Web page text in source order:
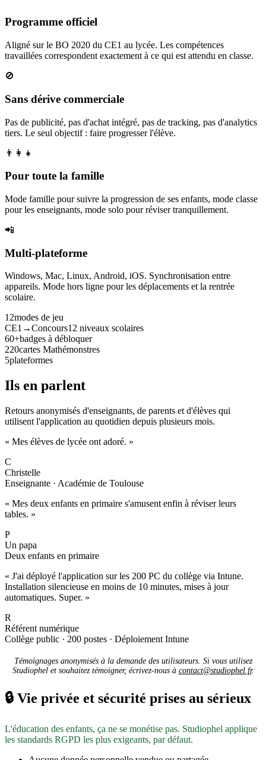
Programme officiel
Aligné sur le BO 2020 du CE1 au lycée. Les compétences
travaillées correspondent exactement à ce qui est attendu en classe.
🚫
Sans dérive commerciale
Pas de publicité, pas d'achat intégré, pas de tracking, pas d'analytics
tiers. Le seul objectif : faire progresser l'élève.
👨‍👩‍👧
Pour toute la famille
Mode famille pour suivre la progression de ses enfants, mode classe
pour les enseignants, mode solo pour réviser tranquillement.
📲
Multi-plateforme
Windows, Mac, Linux, Android, iOS. Synchronisation entre
appareils. Mode hors ligne pour les déplacements et la rentrée
scolaire.
12modes de jeu
CE1→Concours12 niveaux scolaires
60+badges à débloquer
220cartes Mathémonstres
5plateformes
Ils en parlent
Retours anonymisés d'enseignants, de parents et d'élèves qui
utilisent l'application au quotidien depuis plusieurs mois.
« Mes élèves de lycée ont adoré. »
C
Christelle
Enseignante · Académie de Toulouse
« Mes deux enfants en primaire s'amusent enfin à réviser leurs
tables. »
P
Un papa
Deux enfants en primaire
« J'ai déployé l'application sur les 200 PC du collège via Intune.
Installation silencieuse en moins de 10 minutes, mises à jour
automatiques. Super. »
R
Référent numérique
Collège public · 200 postes · Déploiement Intune
Témoignages anonymisés à la demande des utilisateurs. Si vous utilisez
Studiophel et souhaitez témoigner, écrivez-nous à contact@studiophel.fr.
🔒 Vie privée et sécurité prises au sérieux
L'éducation des enfants, ça ne se monétise pas. Studiophel applique
les standards RGPD les plus exigeants, par défaut.